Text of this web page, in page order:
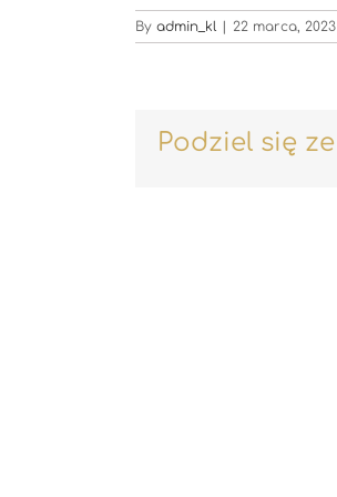
By admin_kl | 22 marca, 2023
Podziel się